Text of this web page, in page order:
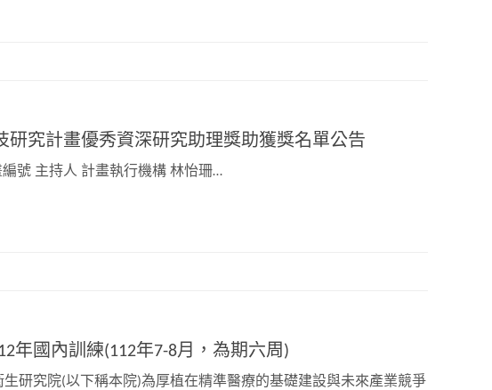
研究計畫優秀資深研究助理獎助獲獎名單公告
號 主持人 計畫執行機構 林怡珊…
年國內訓練(112年7-8月，為期六周)
生研究院(以下稱本院)為厚植在精準醫療的基礎建設與未來產業競爭